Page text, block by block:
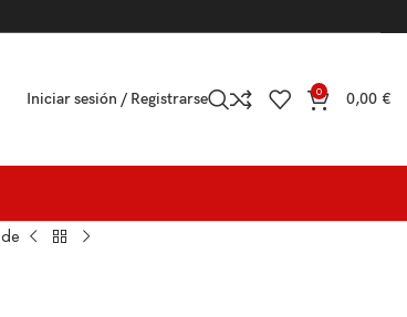
Iniciar sesión / Registrarse 0 0,00 €